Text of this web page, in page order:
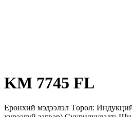
KM 7745 FL
Ерөнхий мэдээлэл Төрөл: